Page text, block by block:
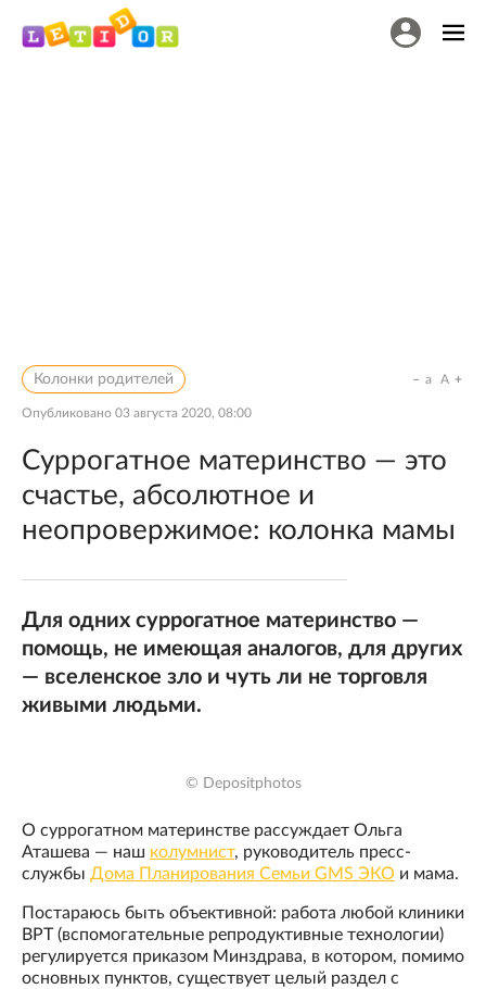
Колонки родителей
Опубликовано 03 августа 2020, 08:00
a A
Суррогатное материнство — это
счастье, абсолютное и
неопровержимое: колонка мамы
Для одних суррогатное материнство —
помощь, не имеющая аналогов, для других
— вселенское зло и чуть ли не торговля
живыми людьми.
© Depositphotos
О суррогатном материнстве рассуждает Ольга
Аташева — наш колумнист, руководитель пресс-
службы Дома Планирования Семьи GMS ЭКО и мама.
Постараюсь быть объективной: работа любой клиники
ВРТ (вспомогательные репродуктивные технологии)
регулируется приказом Минздрава, в котором, помимо
основных пунктов, существует целый раздел с